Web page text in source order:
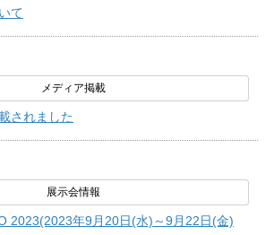
て
されました
2023(2023年9月20日(水)～9月22日(金)